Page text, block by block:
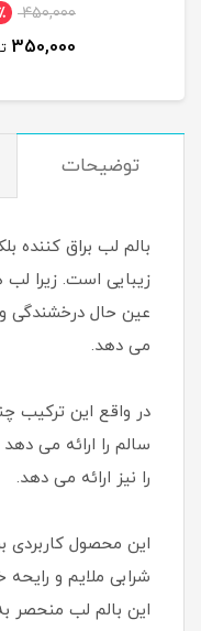
450,000
350,000
توضیحات
بالم لب براق کننده
زیبایی است. زیرا لب
عین حال درخشندگی و
می دهد.
در واقع این ترکیب
سالم را ارائه می
را نیز ارائه می دهد.
این محصول کاربردی
شرابی ملایم و
این بالم لب منحصر